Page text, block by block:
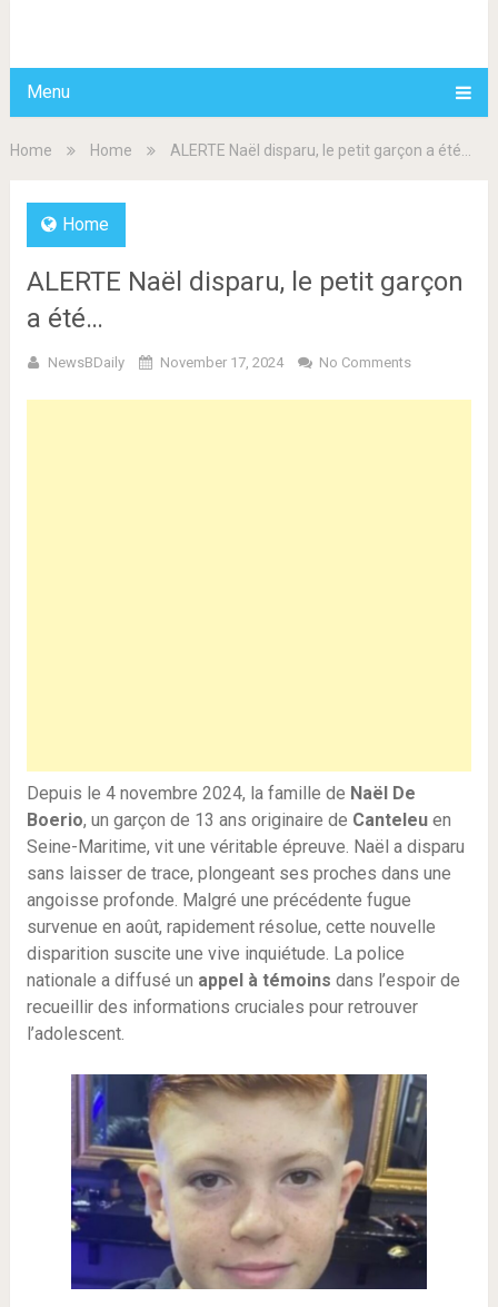
Menu
Home Home ALERTE Naël disparu, le petit garçon a été…
Home
ALERTE Naël disparu, le petit garçon
a été…
NewsBDaily November 17, 2024 No Comments
Depuis le 4 novembre 2024, la famille de Naël De
Boerio, un garçon de 13 ans originaire de Canteleuen
Seine-Maritime, vit une véritable épreuve. Naël a disparu
sans laisser de trace, plongeant ses proches dans une
angoisse profonde. Malgré une précédente fugue
survenue en août, rapidement résolue, cette nouvelle
disparition suscite une vive inquiétude. La police
nationale a diffusé un appel à témoins dans l’espoir de
recueillir des informations cruciales pour retrouver
l’adolescent.